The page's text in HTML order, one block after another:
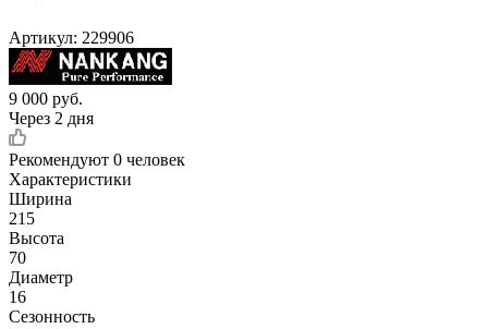
Артикул: 229906
9 000 руб.
Через 2 дня
Рекомендуют 0 человек
Характеристики
Ширина
215
Высота
70
Диаметр
16
Сезонность